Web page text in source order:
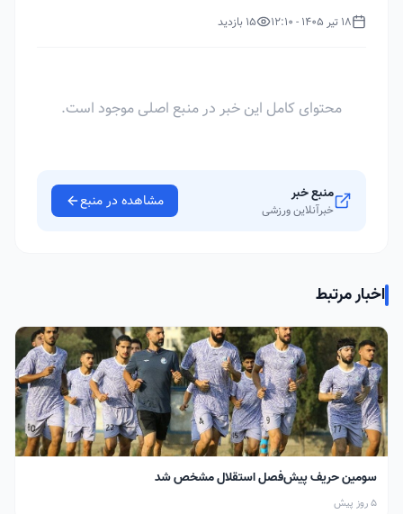
18 تیر 1405 - 12:10 15 بازدید
محتوای کامل این خبر در منبع اصلی موجود است.
منبع خبر
خبرآنلاین ورزشی مشاهده در منبع
اخبار مرتبط
سومین حریف پیش‌فصل استقلال مشخص شد
5 روز پیش